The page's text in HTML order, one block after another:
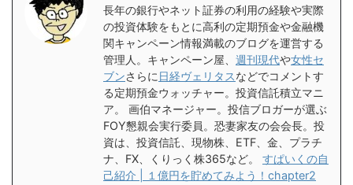
長年の銀行やネット証券の利用の経験や実際
の投資体験をもとに高利の定期預金や金融機
関キャンペーン情報満載のブログを運営する
管理人。キャンペーン屋、 週刊現代や女性セ
ブンさらに 日経ヴェリタスなどでコメントす
る定期預金ウォッチャー。投資信託積立マニ
ア。 画伯マネージャー。投信ブロガーが選ぶ
FOY懇親会実行委員。恐妻家友の会会長。投
資は、投資信託、現物株、ETF、金、プラチ
ナ、FX、くりっく株365など。 すぱいくの自
己紹介 | １億円を貯めてみよう！chapter2